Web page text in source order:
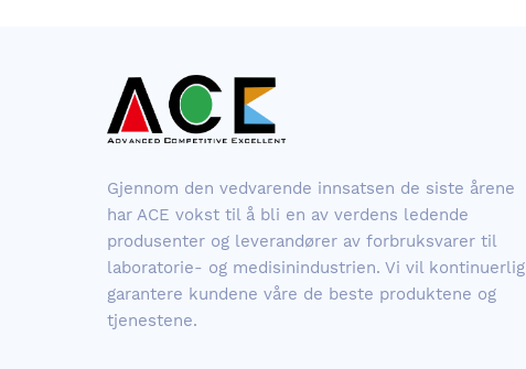
Gjennom den vedvarende innsatsen de siste årene
har ACE vokst til å bli en av verdens ledende
produsenter og leverandører av forbruksvarer til
laboratorie- og medisinindustrien. Vi vil kontinuerlig
garantere kundene våre de beste produktene og
tjenestene.